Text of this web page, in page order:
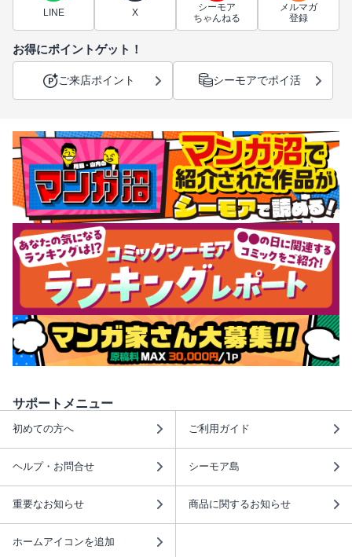
LINE X
シーモア
ちゃんねる
メルマガ
登録
お得にポイントゲット！
ご来店ポイント シーモアでポイ活
サポートメニュー
初めての方へ ご利用ガイド
ヘルプ・お問合せ シーモア島
重要なお知らせ 商品に関するお知らせ
ホームアイコンを追加